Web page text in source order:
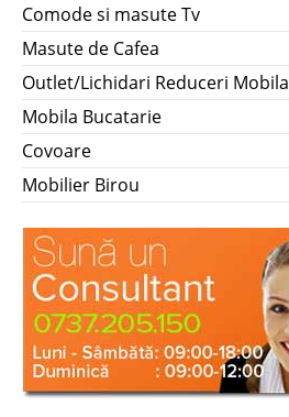
Comode si masute Tv
Masute de Cafea
Outlet/Lichidari Reduceri Mobila
Mobila Bucatarie
Covoare
Mobilier Birou